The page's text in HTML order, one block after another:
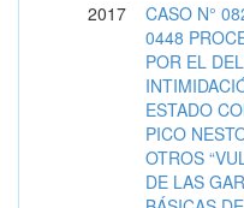
2017
CASO N°
0448
POR EL
ESTADO
PICO
OTROS
DE LAS